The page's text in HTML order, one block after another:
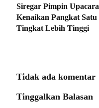
Siregar Pimpin Upacara
Kenaikan Pangkat Satu
Tingkat Lebih Tinggi
Tidak ada komentar
Tinggalkan Balasan